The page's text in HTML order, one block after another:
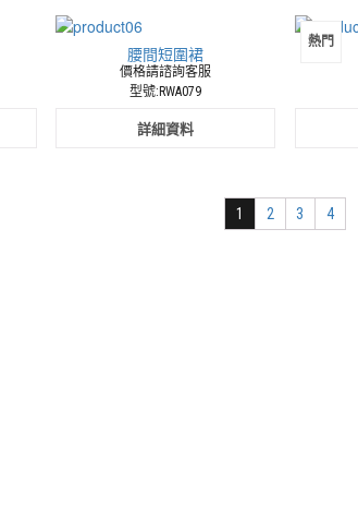
腰間短圍裙
價格請諮詢客服
型號:RWA079
詳細資料
熱門
1 2 3 4